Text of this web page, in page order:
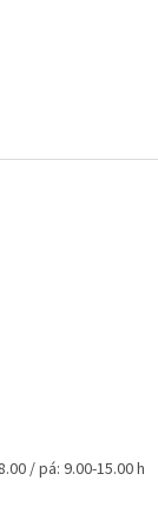
/ pá: 9.00-15.00 h